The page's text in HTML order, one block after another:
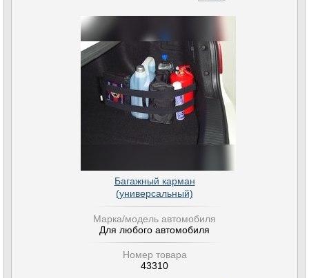
Багажный карман
(универсальный)
Марка/модель автомобиля
Для любого автомобиля
Номер товара
43310